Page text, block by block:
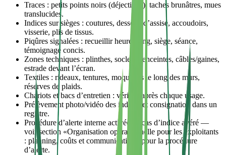
Traces : petits points noirs (déjections), taches brunâtres, mues
translucides.
Indices sur sièges : coutures, dessous d’assise, accoudoirs,
visserie, plis de tissus.
Piqûres signalées : recueillir heure, rang, siège, séance,
témoignage concis.
Zones techniques : plinthes, socles d’enceintes, câbles/gaines,
estrade devant l’écran.
Textiles : rideaux, tentures, moquettes le long des murs,
réserves de plaids.
Chariots et bacs d’entretien : vérifier après chaque usage.
Prélèvement photo/vidéo des indices et consignation dans un
registre.
Procédure d’alerte interne activée en cas d’indice avéré —
voir section «Organisation opérationnelle pour les exploitants
: planning, coûts et communication» pour la procédure
d’alerte.